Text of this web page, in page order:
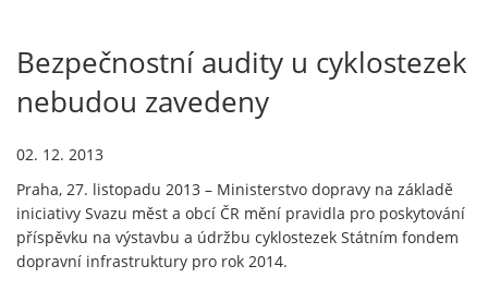
Bezpečnostní audity u cyklostezek
nebudou zavedeny
02. 12. 2013
Praha, 27. listopadu 2013 – Ministerstvo dopravy na základě
iniciativy Svazu měst a obcí ČR mění pravidla pro poskytování
příspěvku na výstavbu a údržbu cyklostezek Státním fondem
dopravní infrastruktury pro rok 2014.